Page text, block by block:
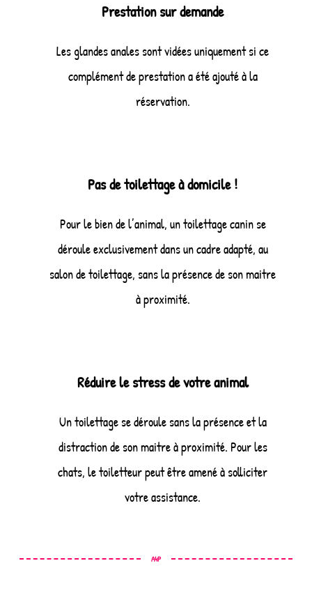
Prestation sur demande
Les glandes anales sont vidées uniquement si ce
complément de prestation a été ajouté à la
réservation.
Pas de toilettage à domicile !
Pour le bien de l’animal, un toilettage canin se
déroule exclusivement dans un cadre adapté, au
salon de toilettage, sans la présence de son maitre
à proximité.
Réduire le stress de votre animal
Un toilettage se déroule sans la présence et la
distraction de son maitre à proximité. Pour les
chats, le toiletteur peut être amené à solliciter
votre assistance.
A4P